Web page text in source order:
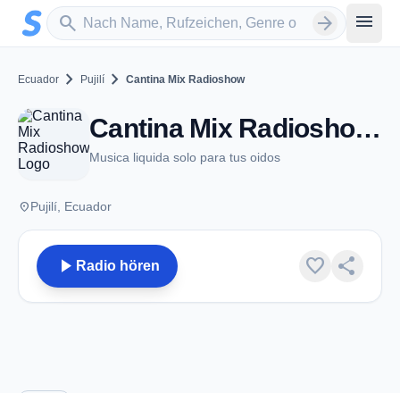
Zum Hauptinhalt springen
search
Sender suchen arrow_forward menu
Ecuador chevron_right Pujilí chevron_right Cantina Mix Radioshow
Cantina Mix Radioshow - Pujilí
Musica liquida solo para tus oidos
placePujilí, Ecuador
play_arrow Radio hören favorite share